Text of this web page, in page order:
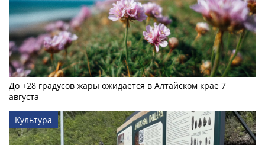
До +28 градусов жары ожидается в Алтайском крае 7
августа
Культура